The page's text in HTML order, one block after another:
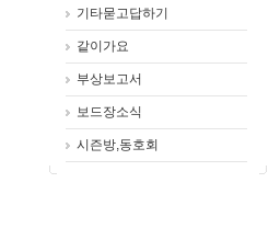
기타묻고답하기
같이가요
부상보고서
보드장소식
시즌방,동호회